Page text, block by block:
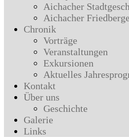
Aichacher
Aichacher
Chronik
Vorträge
Veranstaltungen
Exkursionen
Aktuelles
Kontakt
Über uns
Geschichte
Galerie
Links